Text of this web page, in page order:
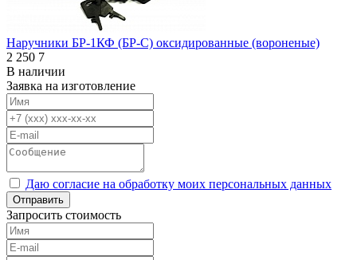
Наручники БР-1КФ (БР-С) оксидированные (вороненые)
2 250 7
В наличии
Заявка на изготовление
Даю согласие на обработку моих персональных данных
Отправить
Запросить стоимость